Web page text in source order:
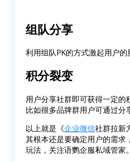
组队分享
利用组队PK的方式激起用户
积分裂变
用户分享社群即可获得一定的
比如很多品牌群用户可通过分
以上就是《企业微信社群拉新
其根本还是要确定用户的需求
玩法，关注语鹦企服私域管家。